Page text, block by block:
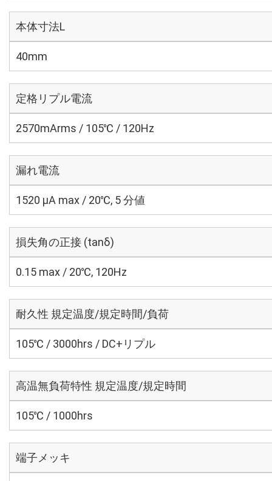
本体寸法L
40mm
定格リプル電流
2570mArms / 105℃ / 120Hz
漏れ電流
1520 μA max / 20℃, 5 分値
損失角の正接 (tanδ)
0.15 max / 20℃, 120Hz
耐久性 規定温度/規定時間/負荷
105℃ / 3000hrs / DC+リプル
高温無負荷特性 規定温度/規定時間
105℃ / 1000hrs
端子メッキ